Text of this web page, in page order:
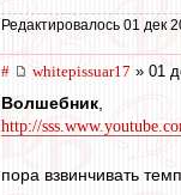
Редактировалось 01 дек
# whitepissuar17 » 01
Волшебник
http://
пора взвинчивать